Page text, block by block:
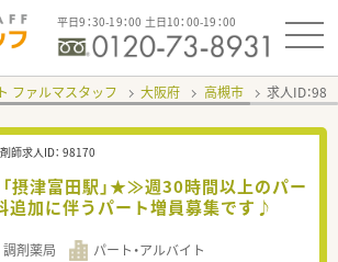
平日9：30-19：00 土日10：00-19：00
ファルマスタッフ 大阪府 高槻市 求人ID：
師求人ID： 98170
「摂津富田駅」★≫週30時間以上のパー
追加に伴うパート増員募集です♪
調剤薬局 パート・アルバイト